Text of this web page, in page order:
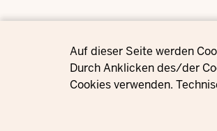
Privacy settingsAuf dieser Seite werden
Durch Anklicken des/der
Cookies verwenden.